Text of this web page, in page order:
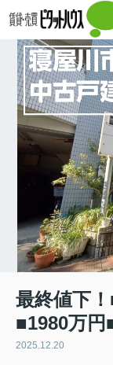
最終値下
■1980万円
2025.12.20